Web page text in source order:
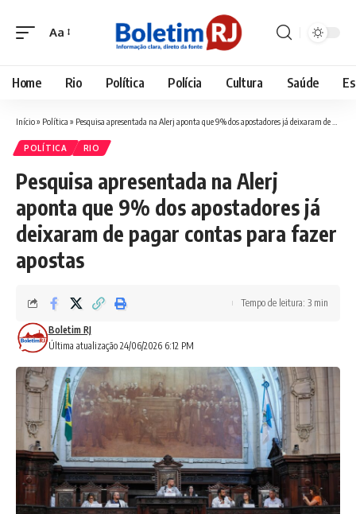
Font
Aa
Home Rio Política Polícia Cultura Saúde
Início» Política » Pesquisa apresentada na Alerj aponta que 9% dos apostadores já deixaram de pagar contas para fazer apostas
POLÍTICA RIO
Pesquisa apresentada na Alerj
aponta que 9% dos apostadores já
deixaram de pagar contas para fazer
apostas
Última atualização 24/06/2026 6:12 PM
Boletim RJ
Tempo de leitura: 3 min